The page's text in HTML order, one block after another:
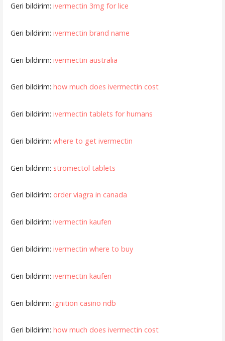
Geri bildirim: ivermectin 3mg for lice
Geri bildirim: ivermectin brand name
Geri bildirim: ivermectin australia
Geri bildirim: how much does ivermectin cost
Geri bildirim: ivermectin tablets for humans
Geri bildirim: where to get ivermectin
Geri bildirim: stromectol tablets
Geri bildirim: order viagra in canada
Geri bildirim: ivermectin kaufen
Geri bildirim: ivermectin where to buy
Geri bildirim: ivermectin kaufen
Geri bildirim: ignition casino ndb
Geri bildirim: how much does ivermectin cost